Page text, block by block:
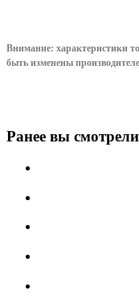
Внимание: характеристики
быть изменены
Ранее вы смотрели